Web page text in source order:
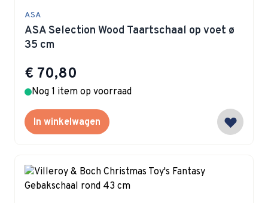
ASA
ASA Selection Wood Taartschaal op voet ø
35 cm
€ 70,80
Nog 1 item op voorraad
In winkelwagen